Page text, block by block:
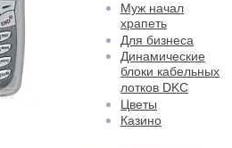
Муж начал
храпеть
Для бизнеса
Динамические
блоки кабельных
лотков DKC
Цветы
Казино